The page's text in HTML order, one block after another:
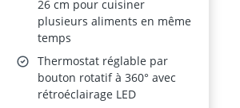
26 cm pour cuisiner
plusieurs aliments en même
temps
Thermostat réglable par
bouton rotatif à 360° avec
rétroéclairage LED